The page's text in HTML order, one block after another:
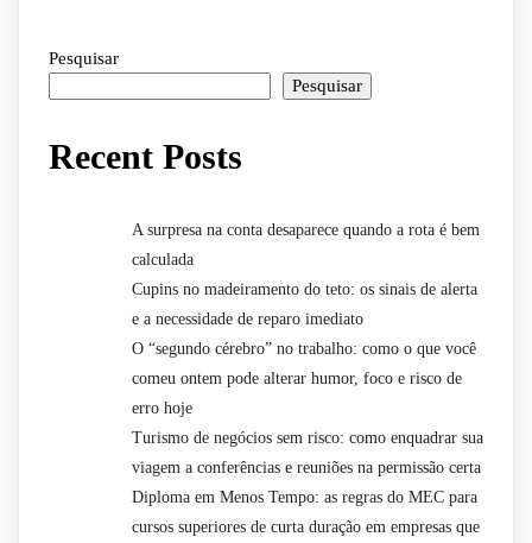
Pesquisar
Pesquisar
Recent Posts
A surpresa na conta desaparece quando a rota é bem
calculada
Cupins no madeiramento do teto: os sinais de alerta
e a necessidade de reparo imediato
O “segundo cérebro” no trabalho: como o que você
comeu ontem pode alterar humor, foco e risco de
erro hoje
Turismo de negócios sem risco: como enquadrar sua
viagem a conferências e reuniões na permissão certa
Diploma em Menos Tempo: as regras do MEC para
cursos superiores de curta duração em empresas que